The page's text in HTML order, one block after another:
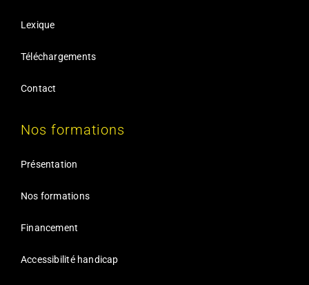
Lexique
Téléchargements
Contact
Nos formations
Présentation
Nos formations
Financement
Accessibilité handicap